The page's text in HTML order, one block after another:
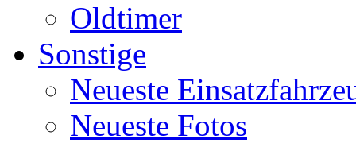
Oldtimer
Sonstige
Neueste
Neueste Fotos